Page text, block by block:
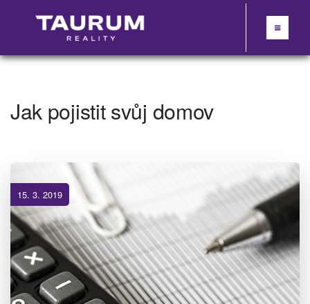
Jak pojistit svůj domov
15. 3. 2019